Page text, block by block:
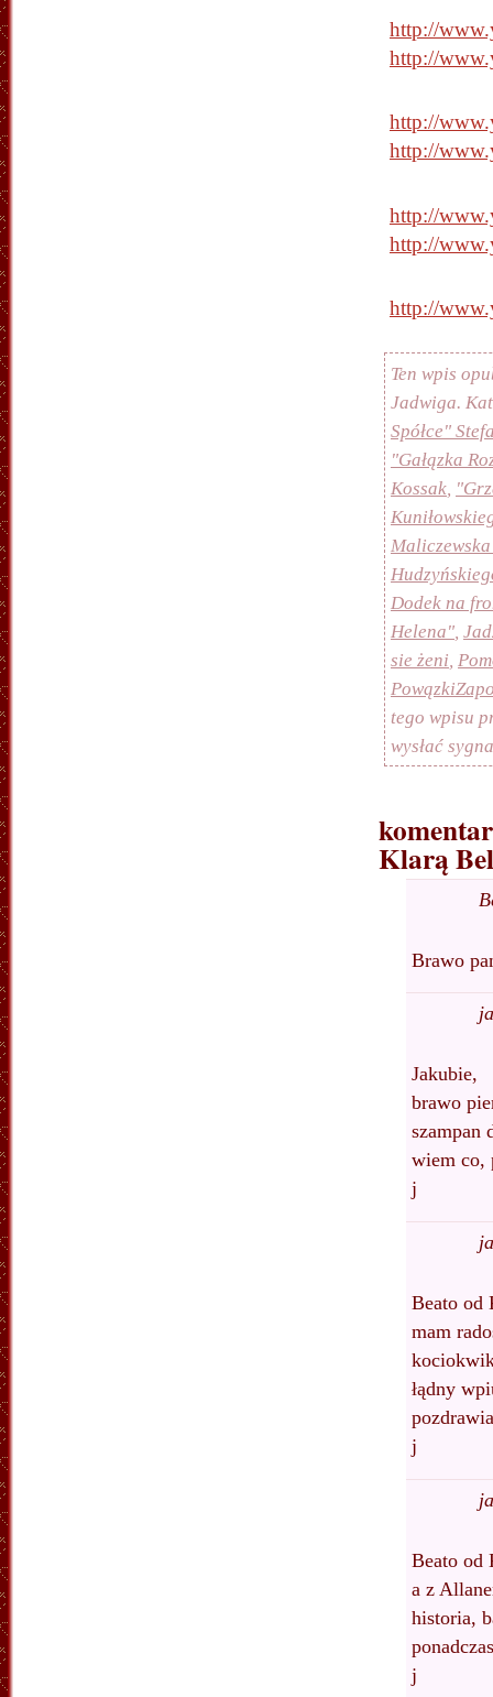
http://
http://
http://
http://
http://
http://
http://
Ten wpis
Jadwiga.
Spółce"
"Gałązka
Kossak
Dodek na
Helena"
sie żeni
tego wpisu
wysłać
Klarą
Brawo
Jakubie,
brawo
szampan
wiem co,
j
Beato od
mam
łądny
j
Beato od
a z
historia,
j